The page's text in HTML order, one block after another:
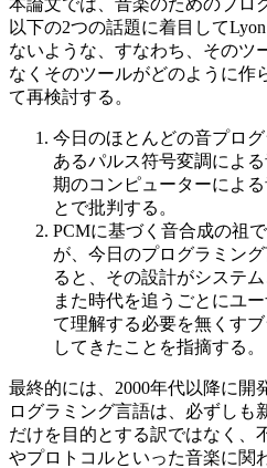
以下の2つの話題に着目して
ないような、すなわち、そのツ
なくそのツールがどのように作
て再検討する。
今日のほとんどの音プロ
あるパルス符号変調によ
期のコンピューターによ
とで批判する。
PCMに基づく音合成の祖
が、今日のプログラミン
ると、その設計がシステ
また時代を追うごとにユ
て理解する必要を無くす
してきたことを指摘する。
最終的には、2000年代以降に開
ログラミング言語は、必ずしも
だけを目的とする訳ではなく、
やプロトコルといった音楽に関